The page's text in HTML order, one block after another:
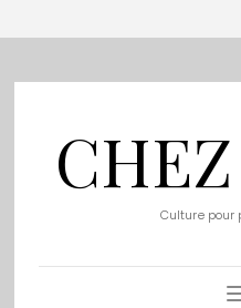
Culture pour